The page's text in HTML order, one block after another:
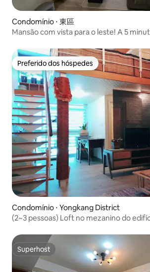
Condomínio ⋅ 東區
Mansão com vista para o leste! A 5
aquecimento, 2 quartos, 1 sofá-cama, 2
cozinha.
Preferido dos hóspedes
Preferido dos hóspedes
Condomínio ⋅ Yongkang District
(2~3 pessoas) Loft no mezanino do
Superhost
Superhost